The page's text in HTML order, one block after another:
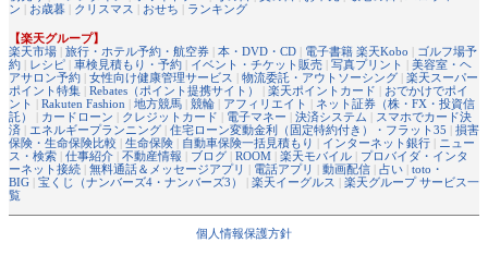
ン
お歳暮 クリスマス おせち ランキング
【楽天グループ】
楽天市場
旅行・ホテル予約・航空券 本・DVD・CD 電子書籍 楽天Kobo
ゴルフ場予
約
レシピ 車検見積もり・予約 イベント・チケット販売 写真プリント
美容室・ヘ
アサロン予約
女性向け健康管理サービス 物流委託・アウトソーシング
楽天スーパー
ポイント特集
Rebates（ポイント提携サイト） 楽天ポイントカード
おでかけでポイ
ント
Rakuten Fashion 地方競馬 競輪 アフィリエイト
ネット証券（株・FX・投資信
託）
カードローン クレジットカード 電子マネー 決済システム
スマホでカード決
済
エネルギープランニング 住宅ローン変動金利（固定特約付き）・フラット35
損害
保険・生命保険比較
生命保険 自動車保険一括見積もり インターネット銀行
ニュー
ス・検索
仕事紹介 不動産情報 ブログ ROOM 楽天モバイル
プロバイダ・インタ
ーネット接続
無料通話＆メッセージアプリ 電話アプリ 動画配信 占い
toto・
BIG
宝くじ（ナンバーズ4・ナンバーズ3） 楽天イーグルス
楽天グループ サービス一
覧
個人情報保護方針